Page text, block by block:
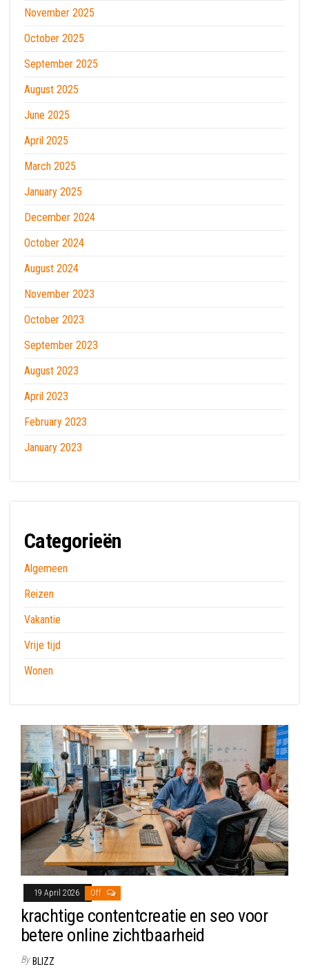
November 2025
October 2025
September 2025
August 2025
June 2025
April 2025
March 2025
January 2025
December 2024
October 2024
August 2024
November 2023
October 2023
September 2023
August 2023
April 2023
February 2023
January 2023
Categorieën
Algemeen
Reizen
Vakantie
Vrije tijd
Wonen
19 April 2026 Off
krachtige contentcreatie en seo voor
betere online zichtbaarheid
By BLIZZ